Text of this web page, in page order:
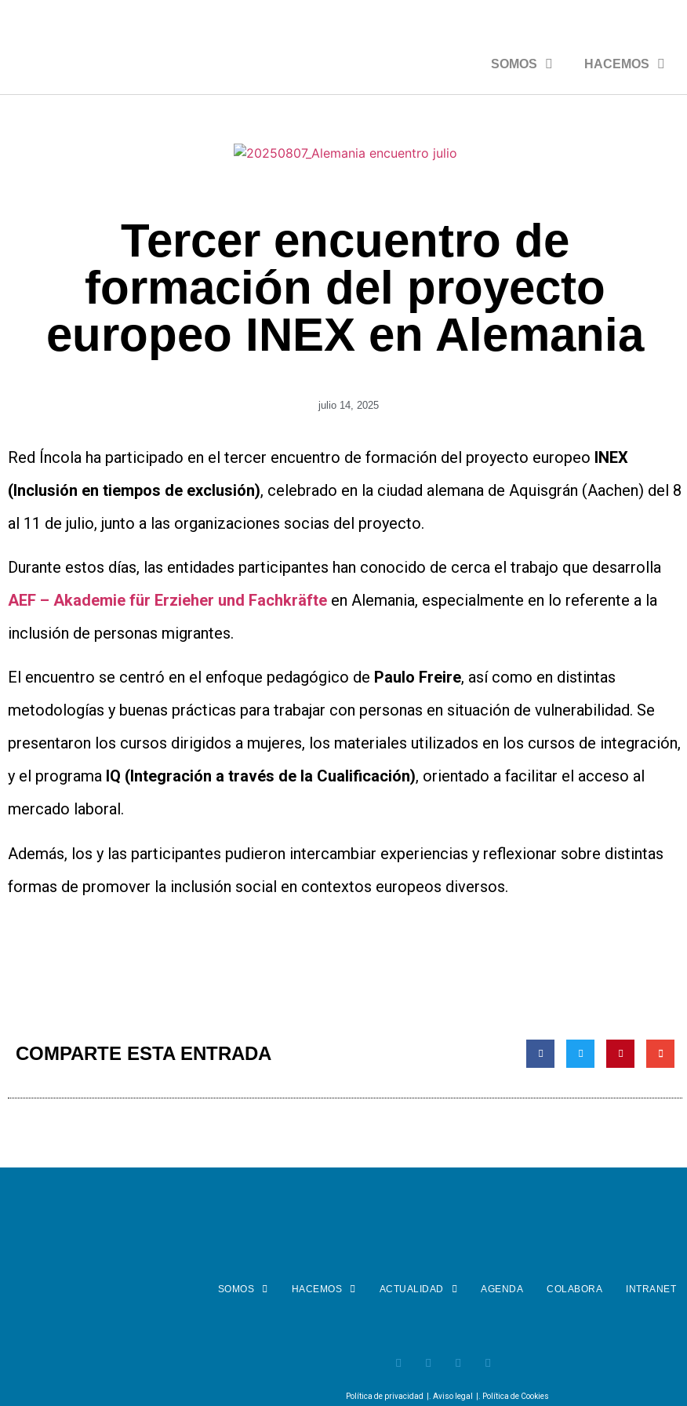
SOMOS HACEMOS
Tercer encuentro de
formación del proyecto
europeo INEX en Alemania
julio 14, 2025
Red Íncola ha participado en el tercer encuentro de formación del proyecto europeo INEX
(Inclusión en tiempos de exclusión), celebrado en la ciudad alemana de Aquisgrán (Aachen) del 8
al 11 de julio, junto a las organizaciones socias del proyecto.
Durante estos días, las entidades participantes han conocido de cerca el trabajo que desarrolla
AEF – Akademie für Erzieher und Fachkräfte en Alemania, especialmente en lo referente a la
inclusión de personas migrantes.
El encuentro se centró en el enfoque pedagógico de Paulo Freire, así como en distintas
metodologías y buenas prácticas para trabajar con personas en situación de vulnerabilidad. Se
presentaron los cursos dirigidos a mujeres, los materiales utilizados en los cursos de integración,
y el programa IQ (Integración a través de la Cualificación), orientado a facilitar el acceso al
mercado laboral.
Además, los y las participantes pudieron intercambiar experiencias y reflexionar sobre distintas
formas de promover la inclusión social en contextos europeos diversos.
COMPARTE ESTA ENTRADA
SOMOS HACEMOS ACTUALIDAD AGENDA COLABORA INTRANET
Política de privacidad Aviso legal Política de Cookies